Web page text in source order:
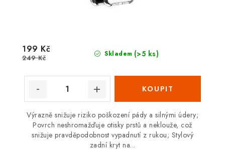
Skladem (>5 ks)
199 Kč
249 Kč
Výrazně snižuje riziko poškození pády a silnými údery;
Povrch neshromažďuje otisky prstů a neklouže, což
snižuje pravděpodobnost vypadnutí z rukou; Stylový
zadní kryt na...